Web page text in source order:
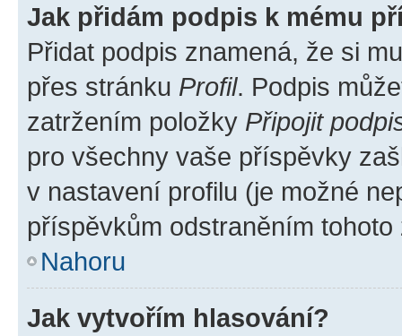
Jak přidám podpis k mému
Přidat podpis znamená, že si
přes stránku Profil. Podpis
zatržením položky Připojit
pro všechny vaše příspěvky
v nastavení profilu (je možné
příspěvkům odstraněním
Nahoru
Jak vytvořím hlasování?